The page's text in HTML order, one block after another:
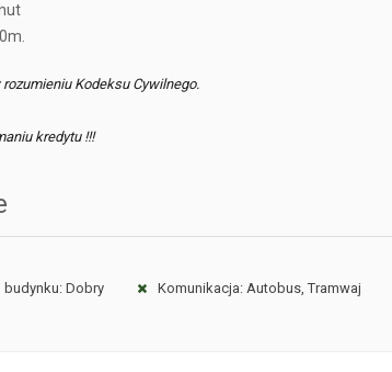
Kodeksu Cywilnego.
kredytu !!!
budynku: Dobry Komunikacja: Autobus, Tramwaj